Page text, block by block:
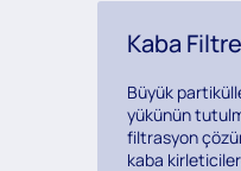
Kaba
Büyük
yükünün
filtrasyon
kaba